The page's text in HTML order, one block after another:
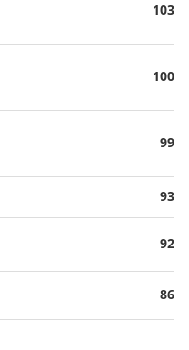
103
100
99
93
92
86